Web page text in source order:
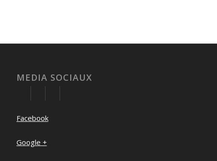
MEDIA SOCIAUX
Facebook
Google +